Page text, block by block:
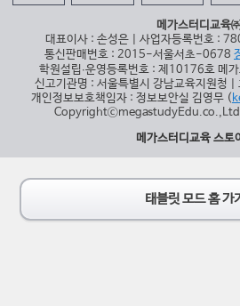
메가스터디교육
대표이사 : 손성은 | 사업자등록번호 :
통신판매번호 : 2015-서울서초-0678
학원설립∙운영등록번호 : 제10176호 메
신고기관명 : 서울특별시 강남교육지원청
개인정보보호책임자 : 정보보안실 김영무 (
메가스터디교육 스토
태블릿 모드 홈 가